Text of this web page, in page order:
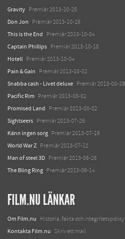
Gravity Premiär 2013-10-25
Don Jon Premiär 2013-10-25
This is the End Premiär 2013-10-04
Captain Phillips Premiär 2013-10-18
Hotell Premiär 2013-10-04
Pain & Gain Premiär 2013-08-02
Snabba cash - Livet deluxe Premiär 2013-08-29
Pacific Rim Premiär 2013-08-02
Promised Land Premiär 2013-08-02
Sightseers Premiär 2013-07-26
Känn ingen sorg Premiär 2013-07-19
World War Z Premiär 2013-07-12
Man of steel 3D Premiär 2013-06-26
The Bling Ring Premiär 2013-06-14
FILM.NU LÄNKAR
Om Film.nu Historia, fakta och integritetspolicy
Kontakta Film.nu Skriv ett mail